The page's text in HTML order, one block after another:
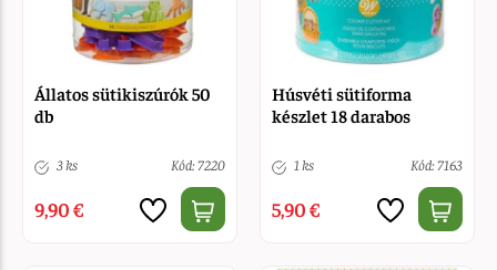
Állatos sütikiszúrók 50
db
3 ks Kód: 7220
9,90 €
Húsvéti sütiforma
készlet 18 darabos
1 ks Kód: 7163
5,90 €